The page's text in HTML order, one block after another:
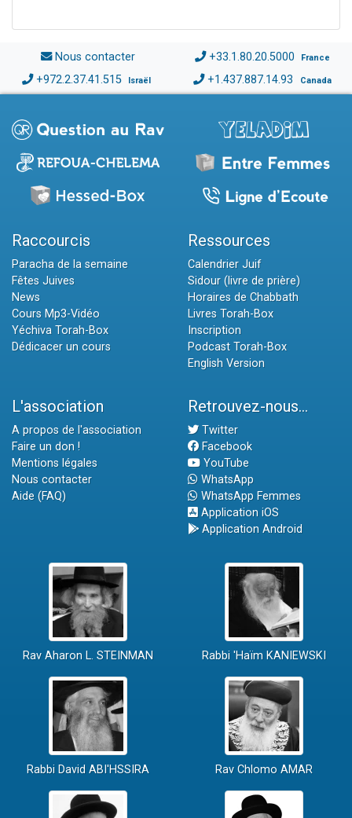
Nous contacter +33.1.80.20.5000 France
+972.2.37.41.515 Israël +1.437.887.14.93 Canada
Raccourcis
Paracha de la semaine
Fêtes Juives
News
Cours Mp3-Vidéo
Yéchiva Torah-Box
Dédicacer un cours
Ressources
Calendrier Juif
Sidour (livre de prière)
Horaires de Chabbath
Livres Torah-Box
Inscription
Podcast Torah-Box
English Version
L'association
A propos de l'association
Faire un don !
Mentions légales
Nous contacter
Aide (FAQ)
Retrouvez-nous...
Twitter
Facebook
YouTube
WhatsApp
WhatsApp Femmes
Application iOS
Application Android
Rav Aharon L. STEINMAN Rabbi 'Haïm KANIEWSKI
Rabbi David ABI'HSSIRA Rav Chlomo AMAR